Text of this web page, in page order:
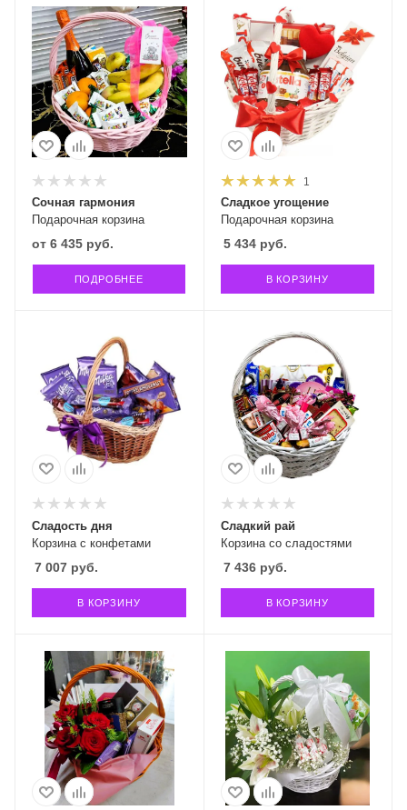
Подарочная корзина
Сочная гармония
от 6 435 руб.
ПОДРОБНЕЕ
1
Подарочная корзина
Сладкое угощение
5 434руб.
В КОРЗИНУ
Корзина с конфетами
Сладость дня
7 007 руб.
В КОРЗИНУ
Корзина со сладостями
Сладкий рай
7 436руб.
В КОРЗИНУ